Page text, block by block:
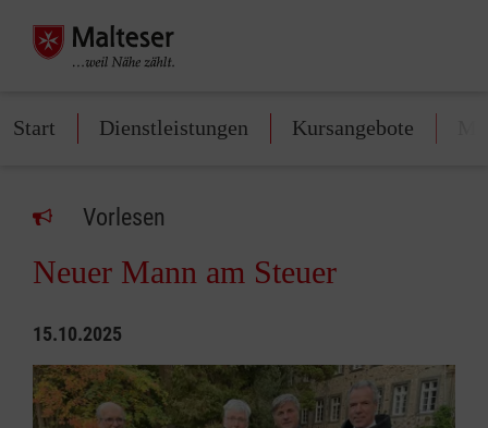
Start Dienstleistungen Kursangebote
Vorlesen
Neuer Mann am Steuer
15.10.2025